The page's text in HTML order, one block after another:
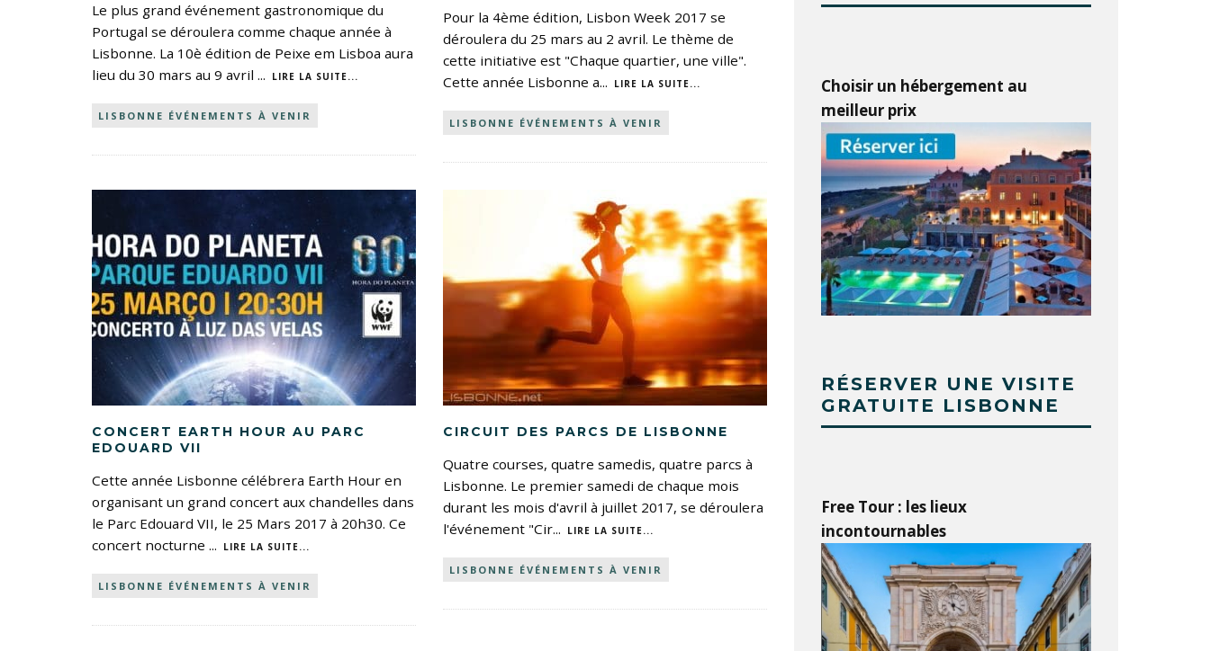
Le plus grand événement gastronomique du
Portugal se déroulera comme chaque année à
Lisbonne. La 10è édition de Peixe em Lisboa aura
lieu du 30 mars au 9 avril ... LIRE LA SUITE...
LISBONNE ÉVÉNEMENTS À VENIR
Pour la 4ème édition, Lisbon Week 2017 se
déroulera du 25 mars au 2 avril. Le thème de
cette initiative est "Chaque quartier, une ville".
Cette année Lisbonne a... LIRE LA SUITE...
LISBONNE ÉVÉNEMENTS À VENIR
CONCERT EARTH HOUR AU PARC
EDOUARD VII
Cette année Lisbonne célébrera Earth Hour en
organisant un grand concert aux chandelles dans
le Parc Edouard VII, le 25 Mars 2017 à 20h30. Ce
concert nocturne ... LIRE LA SUITE...
LISBONNE ÉVÉNEMENTS À VENIR
CIRCUIT DES PARCS DE LISBONNE
Quatre courses, quatre samedis, quatre parcs à
Lisbonne. Le premier samedi de chaque mois
durant les mois d'avril à juillet 2017, se déroulera
l'événement "Cir... LIRE LA SUITE...
LISBONNE ÉVÉNEMENTS À VENIR
Choisir un hébergement au
meilleur prix
RÉSERVER UNE VISITE
GRATUITE LISBONNE
Free Tour : les lieux
incontournables